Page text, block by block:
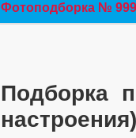
Фотоподборка №
Подборка